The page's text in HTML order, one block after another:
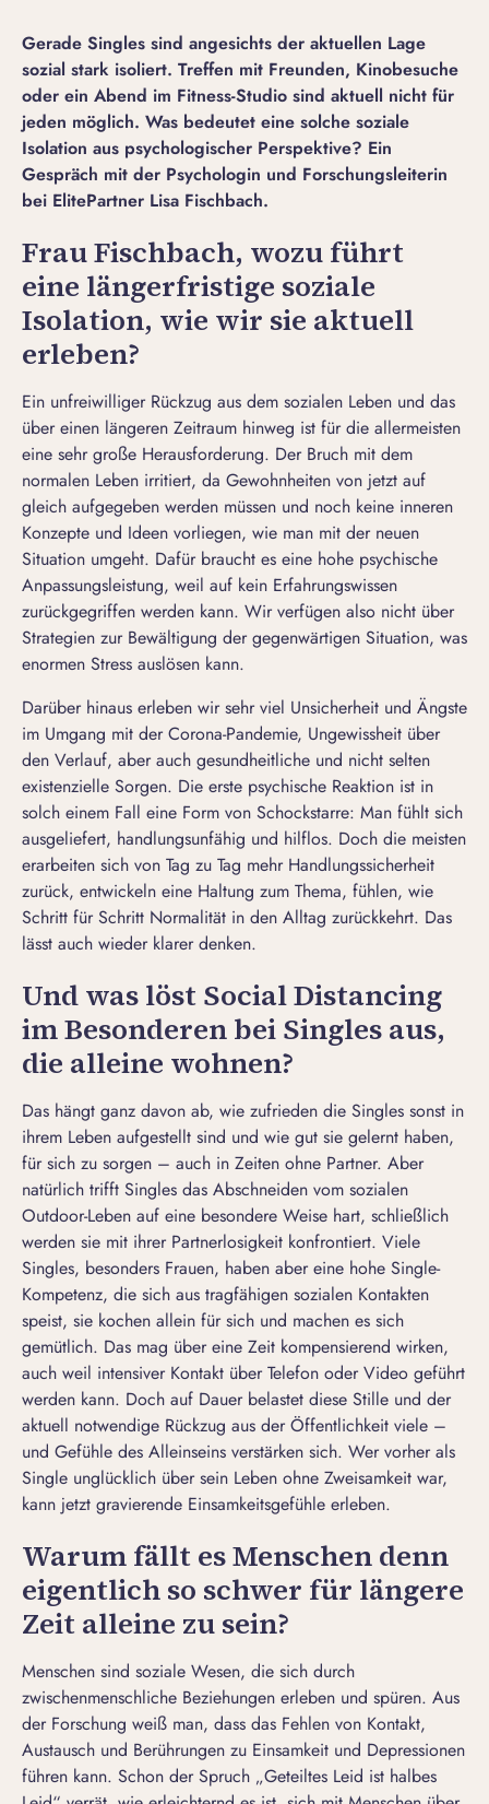
Gerade Singles sind angesichts der aktuellen Lage
sozial stark isoliert. Treffen mit Freunden, Kinobesuche
oder ein Abend im Fitness-Studio sind aktuell nicht für
jeden möglich. Was bedeutet eine solche soziale
Isolation aus psychologischer Perspektive? Ein
Gespräch mit der Psychologin und Forschungsleiterin
bei ElitePartner Lisa Fischbach.
Frau Fischbach, wozu führt
eine längerfristige soziale
Isolation, wie wir sie aktuell
erleben?
Ein unfreiwilliger Rückzug aus dem sozialen Leben und das
über einen längeren Zeitraum hinweg ist für die allermeisten
eine sehr große Herausforderung. Der Bruch mit dem
normalen Leben irritiert, da Gewohnheiten von jetzt auf
gleich aufgegeben werden müssen und noch keine inneren
Konzepte und Ideen vorliegen, wie man mit der neuen
Situation umgeht. Dafür braucht es eine hohe psychische
Anpassungsleistung, weil auf kein Erfahrungswissen
zurückgegriffen werden kann. Wir verfügen also nicht über
Strategien zur Bewältigung der gegenwärtigen Situation, was
enormen Stress auslösen kann.
Darüber hinaus erleben wir sehr viel Unsicherheit und Ängste
im Umgang mit der Corona-Pandemie, Ungewissheit über
den Verlauf, aber auch gesundheitliche und nicht selten
existenzielle Sorgen. Die erste psychische Reaktion ist in
solch einem Fall eine Form von Schockstarre: Man fühlt sich
ausgeliefert, handlungsunfähig und hilflos. Doch die meisten
erarbeiten sich von Tag zu Tag mehr Handlungssicherheit
zurück, entwickeln eine Haltung zum Thema, fühlen, wie
Schritt für Schritt Normalität in den Alltag zurückkehrt. Das
lässt auch wieder klarer denken.
Und was löst Social Distancing
im Besonderen bei Singles aus,
die alleine wohnen?
Das hängt ganz davon ab, wie zufrieden die Singles sonst in
ihrem Leben aufgestellt sind und wie gut sie gelernt haben,
für sich zu sorgen – auch in Zeiten ohne Partner. Aber
natürlich trifft Singles das Abschneiden vom sozialen
Outdoor-Leben auf eine besondere Weise hart, schließlich
werden sie mit ihrer Partnerlosigkeit konfrontiert. Viele
Singles, besonders Frauen, haben aber eine hohe Single-
Kompetenz, die sich aus tragfähigen sozialen Kontakten
speist, sie kochen allein für sich und machen es sich
gemütlich. Das mag über eine Zeit kompensierend wirken,
auch weil intensiver Kontakt über Telefon oder Video geführt
werden kann. Doch auf Dauer belastet diese Stille und der
aktuell notwendige Rückzug aus der Öffentlichkeit viele –
und Gefühle des Alleinseins verstärken sich. Wer vorher als
Single unglücklich über sein Leben ohne Zweisamkeit war,
kann jetzt gravierende Einsamkeitsgefühle erleben.
Warum fällt es Menschen denn
eigentlich so schwer für längere
Zeit alleine zu sein?
Menschen sind soziale Wesen, die sich durch
zwischenmenschliche Beziehungen erleben und spüren. Aus
der Forschung weiß man, dass das Fehlen von Kontakt,
Austausch und Berührungen zu Einsamkeit und Depressionen
führen kann. Schon der Spruch „Geteiltes Leid ist halbes